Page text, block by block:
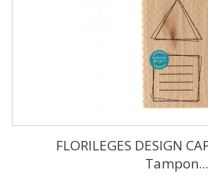
FLORILEGES DESIGN
Tampon...